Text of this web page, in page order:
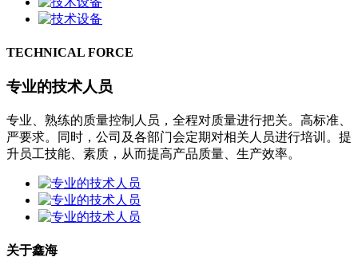
TECHNICAL FORCE
专业的技术人员
专业、熟练的质量控制人员，全程对质量进行把关。高标准、
严要求。同时，公司及各部门会定期对相关人员进行培训。提
升员工技能、素质，从而提高产品质量、生产效率。
关于鑫海